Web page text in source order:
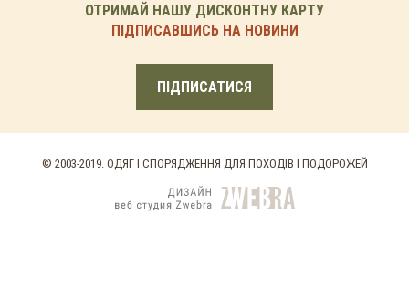
ОТРИМАЙ НАШУ ДИСКОНТНУ КАРТУ
ПІДПИСАВШИСЬ НА НОВИНИ
ПІДПИСАТИСЯ
© 2003-2019. ОДЯГ І СПОРЯДЖЕННЯ ДЛЯ ПОХОДІВ І ПОДОРОЖЕЙ